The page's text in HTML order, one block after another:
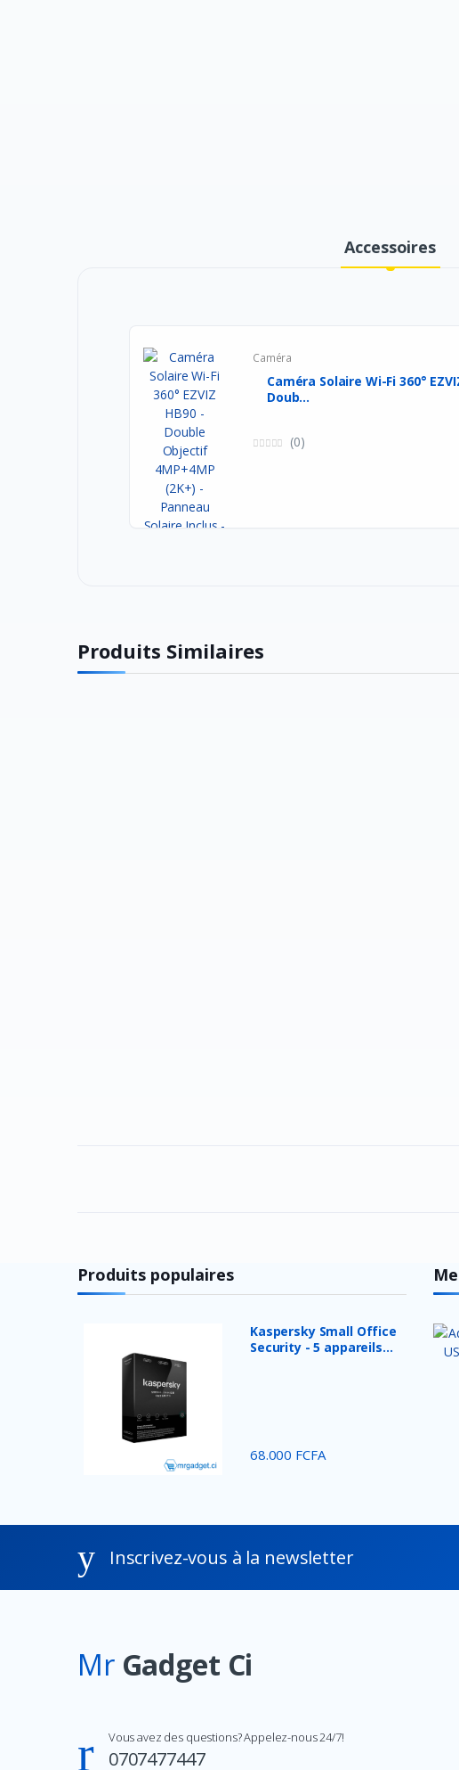
Accessoires
Caméra
Caméra Solaire Wi-Fi 360°
Doub...
(0)
Produits Similaires
Produits populaires
Kaspersky Small Office
Security - 5 appareils...
68.000 FCFA
Inscrivez-vous à la newsletter
Mr Gadget Ci
Vous avez des questions? Appelez-nous 24/7!
0707477447